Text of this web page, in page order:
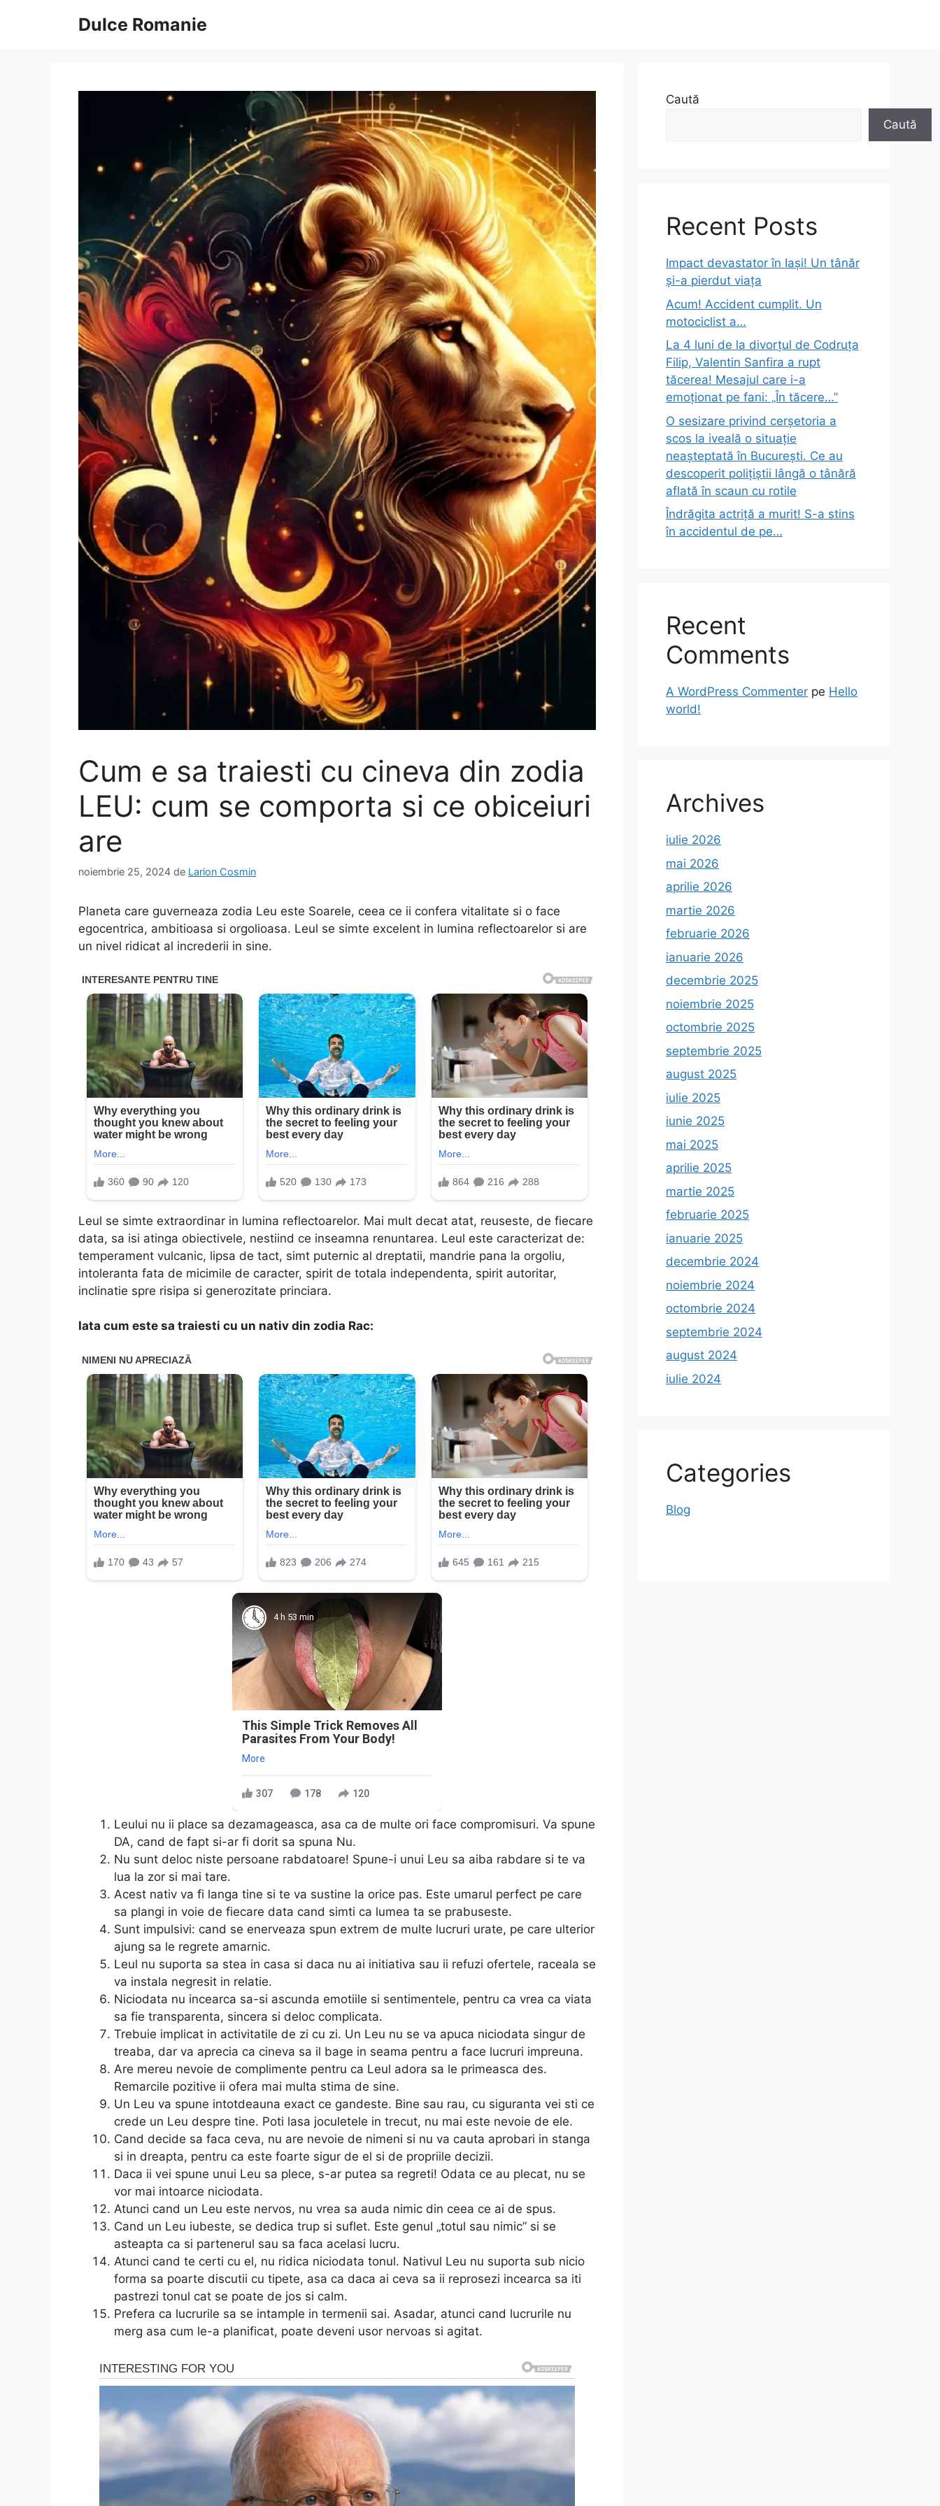
Dulce Romanie
Cum e sa traiesti cu cineva din zodia
LEU: cum se comporta si ce obiceiuri
are
noiembrie 25, 2024 de Larion Cosmin
Planeta care guverneaza zodia Leu este Soarele, ceea ce ii confera vitalitate si o face
egocentrica, ambitioasa si orgolioasa. Leul se simte excelent in lumina reflectoarelor si are
un nivel ridicat al increderii in sine.
Leul se simte extraordinar in lumina reflectoarelor. Mai mult decat atat, reuseste, de fiecare
data, sa isi atinga obiectivele, nestiind ce inseamna renuntarea. Leul este caracterizat de:
temperament vulcanic, lipsa de tact, simt puternic al dreptatii, mandrie pana la orgoliu,
intoleranta fata de micimile de caracter, spirit de totala independenta, spirit autoritar,
inclinatie spre risipa si generozitate princiara.
Iata cum este sa traiesti cu un nativ din zodia Rac:
4 h 53 min
This Simple Trick Removes All
Parasites From Your Body!
More
307 178 120
Leului nu ii place sa dezamageasca, asa ca de multe ori face compromisuri. Va spune
DA, cand de fapt si-ar fi dorit sa spuna Nu.
Nu sunt deloc niste persoane rabdatoare! Spune-i unui Leu sa aiba rabdare si te va
lua la zor si mai tare.
Acest nativ va fi langa tine si te va sustine la orice pas. Este umarul perfect pe care
sa plangi in voie de fiecare data cand simti ca lumea ta se prabuseste.
Sunt impulsivi: cand se enerveaza spun extrem de multe lucruri urate, pe care ulterior
ajung sa le regrete amarnic.
Leul nu suporta sa stea in casa si daca nu ai initiativa sau ii refuzi ofertele, raceala se
va instala negresit in relatie.
Niciodata nu incearca sa-si ascunda emotiile si sentimentele, pentru ca vrea ca viata
sa fie transparenta, sincera si deloc complicata.
Trebuie implicat in activitatile de zi cu zi. Un Leu nu se va apuca niciodata singur de
treaba, dar va aprecia ca cineva sa il bage in seama pentru a face lucruri impreuna.
Are mereu nevoie de complimente pentru ca Leul adora sa le primeasca des.
Remarcile pozitive ii ofera mai multa stima de sine.
Un Leu va spune intotdeauna exact ce gandeste. Bine sau rau, cu siguranta vei sti ce
crede un Leu despre tine. Poti lasa joculetele in trecut, nu mai este nevoie de ele.
Cand decide sa faca ceva, nu are nevoie de nimeni si nu va cauta aprobari in stanga
si in dreapta, pentru ca este foarte sigur de el si de propriile decizii.
Daca ii vei spune unui Leu sa plece, s-ar putea sa regreti! Odata ce au plecat, nu se
vor mai intoarce niciodata.
Atunci cand un Leu este nervos, nu vrea sa auda nimic din ceea ce ai de spus.
Cand un Leu iubeste, se dedica trup si suflet. Este genul „totul sau nimic” si se
asteapta ca si partenerul sau sa faca acelasi lucru.
Atunci cand te certi cu el, nu ridica niciodata tonul. Nativul Leu nu suporta sub nicio
forma sa poarte discutii cu tipete, asa ca daca ai ceva sa ii reprosezi incearca sa iti
pastrezi tonul cat se poate de jos si calm.
Prefera ca lucrurile sa se intample in termenii sai. Asadar, atunci cand lucrurile nu
merg asa cum le-a planificat, poate deveni usor nervoas si agitat.
Caută
Caută
Recent Posts
Impact devastator în Iași! Un tânăr
și-a pierdut viața
Acum! Accident cumplit. Un
motociclist a…
La 4 luni de la divorțul de Codruța
Filip, Valentin Sanfira a rupt
tăcerea! Mesajul care i-a
emoționat pe fani: „În tăcere…”
O sesizare privind cerșetoria a
scos la iveală o situație
neașteptată în București. Ce au
descoperit polițiștii lângă o tânără
aflată în scaun cu rotile
Îndrăgita actriță a murit! S-a stins
în accidentul de pe…
Recent
Comments
A WordPress Commenter pe Hello
world!
Archives
iulie 2026
mai 2026
aprilie 2026
martie 2026
februarie 2026
ianuarie 2026
decembrie 2025
noiembrie 2025
octombrie 2025
septembrie 2025
august 2025
iulie 2025
iunie 2025
mai 2025
aprilie 2025
martie 2025
februarie 2025
ianuarie 2025
decembrie 2024
noiembrie 2024
octombrie 2024
septembrie 2024
august 2024
iulie 2024
Categories
Blog